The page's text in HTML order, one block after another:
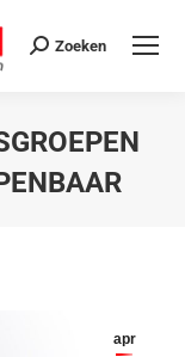
Zoeken
apr